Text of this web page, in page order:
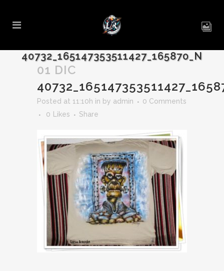
40732_165147353511427_165870_N
01 DIC
Posted at 11:10h in by admin
0 Comments
0
Likes Share